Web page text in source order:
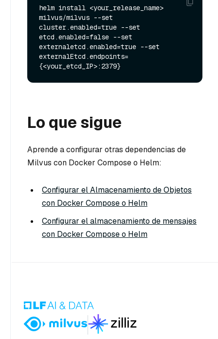
helm install <your_release_name>
milvus/milvus --set
cluster.enabled=true --set
etcd.enabled=false --set
externaletcd.enabled=true --set
externalEtcd.endpoints=
Lo que sigue
Aprende a configurar otras dependencias de
Milvus con Docker Compose o Helm:
Configurar el Almacenamiento de Objetos
con Docker Compose o Helm
Configurar el almacenamiento de mensajes
con Docker Compose o Helm